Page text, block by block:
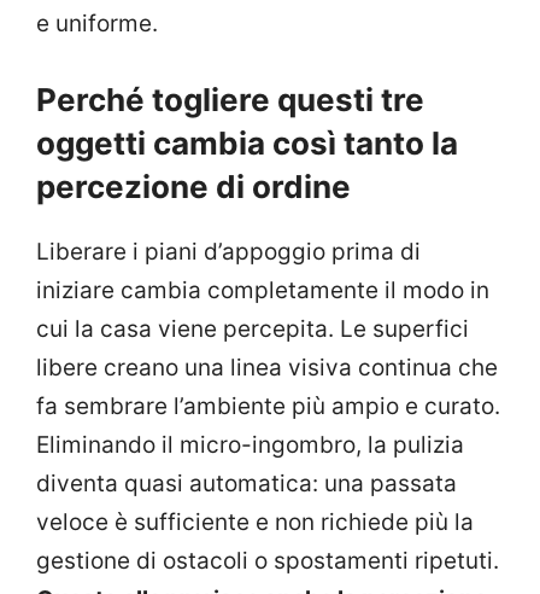
e uniforme.
Perché togliere questi tre
oggetti cambia così tanto la
percezione di ordine
Liberare i piani d’appoggio prima di
iniziare cambia completamente il modo in
cui la casa viene percepita. Le superfici
libere creano una linea visiva continua che
fa sembrare l’ambiente più ampio e curato.
Eliminando il micro-ingombro, la pulizia
diventa quasi automatica: una passata
veloce è sufficiente e non richiede più la
gestione di ostacoli o spostamenti ripetuti.